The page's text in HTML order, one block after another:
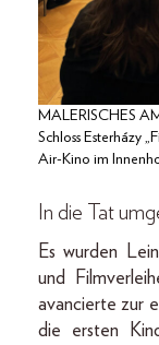
MALERISCHES
Schloss Esterházy
Air-Kino im
In die Tat
Es wurden
und
avancierte zur
die ersten